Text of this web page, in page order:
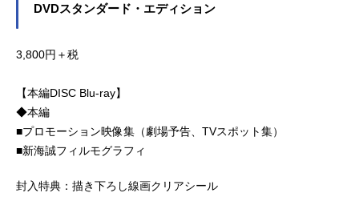
DVDスタンダード・エディション
3,800円＋税
【本編DISC Blu-ray】
◆本編
■プロモーション映像集（劇場予告、TVスポット集）
■新海誠フィルモグラフィ
封入特典：描き下ろし線画クリアシール